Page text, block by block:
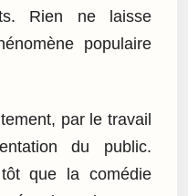
Rien ne laisse
populaire
par le travail
du public.
que la comédie